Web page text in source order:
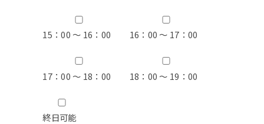
15：00 ～ 16：00 16：00 ～ 17：00
17：00 ～ 18：00 18：00 ～ 19：00
終日可能